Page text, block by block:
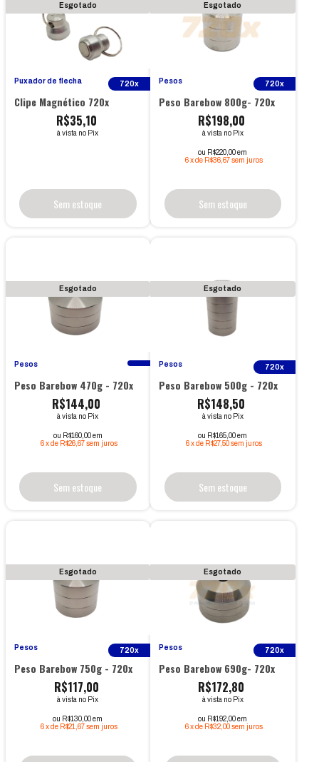
Esgotado
Puxador de flecha 720x
Clipe Magnético 720x
R$35,10
à vista no Pix
Sem estoque
Esgotado
Pesos 720x
Peso Barebow 800g- 720x
R$198,00
à vista no Pix
ou R$220,00 em
6 xde R$36,67 sem juros
Sem estoque
Esgotado
Pesos
Peso Barebow 470g - 720x
R$144,00
à vista no Pix
ou R$160,00 em
6 xde R$26,67 sem juros
Sem estoque
Esgotado
Pesos 720x
Peso Barebow 500g - 720x
R$148,50
à vista no Pix
ou R$165,00 em
6 xde R$27,50 sem juros
Sem estoque
Esgotado
Pesos 720x
Peso Barebow 750g - 720x
R$117,00
à vista no Pix
ou R$130,00 em
6 xde R$21,67 sem juros
Esgotado
Pesos 720x
Peso Barebow 690g- 720x
R$172,80
à vista no Pix
ou R$192,00 em
6 xde R$32,00 sem juros